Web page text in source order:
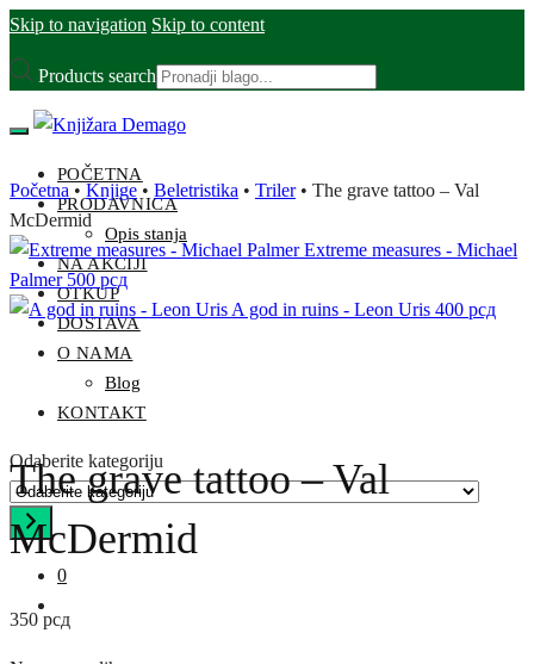
Skip to navigation Skip to content
Products search
POČETNA
PRODAVNICA
Opis stanja
NA AKCIJI
OTKUP
DOSTAVA
O NAMA
Blog
KONTAKT
Odaberite kategoriju
0
Početna • Knjige • Beletristika • Triler• The grave tattoo – Val
McDermid
Extreme measures - Michael
Palmer 500 рсд
A god in ruins - Leon Uris 400 рсд
The grave tattoo – Val
McDermid
350 рсд